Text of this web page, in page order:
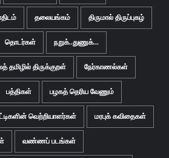
தலையங்கம் திருமால் திருப்புகழ்
தொடர்கள் நறுக்..துணுக்...
தமிழில் திருக்குறள் நேர்காணல்கள்
பத்திகள் பழகத் தெரிய வேணும்
வெற்றியாளர்கள் மரபுக் கவிதைகள்
வண்ணப் படங்கள்